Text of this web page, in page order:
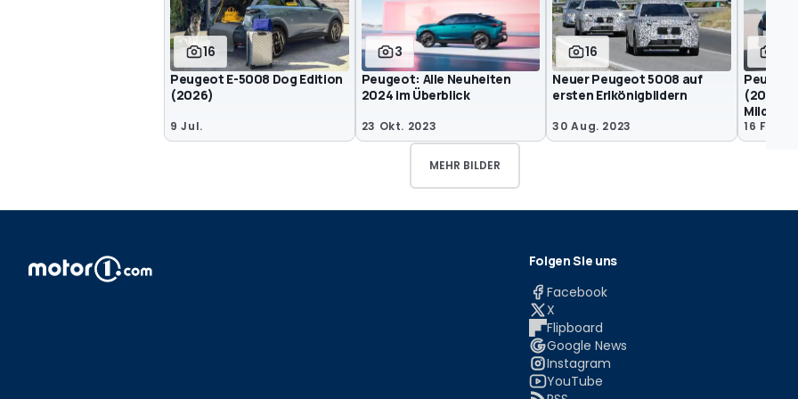
16
Peugeot E-5008 Dog Edition
(2026)
9 Jul.
3
Peugeot: Alle Neuheiten
2024 im Überblick
23 Okt. 2023
16
Neuer Peugeot 5008 auf
ersten Erlkönigbildern
30 Aug. 2023
Peugeot
(2023)
16 Feb.
MEHR BILDER
Folgen Sie uns
Facebook
X
Flipboard
Google News
Instagram
YouTube